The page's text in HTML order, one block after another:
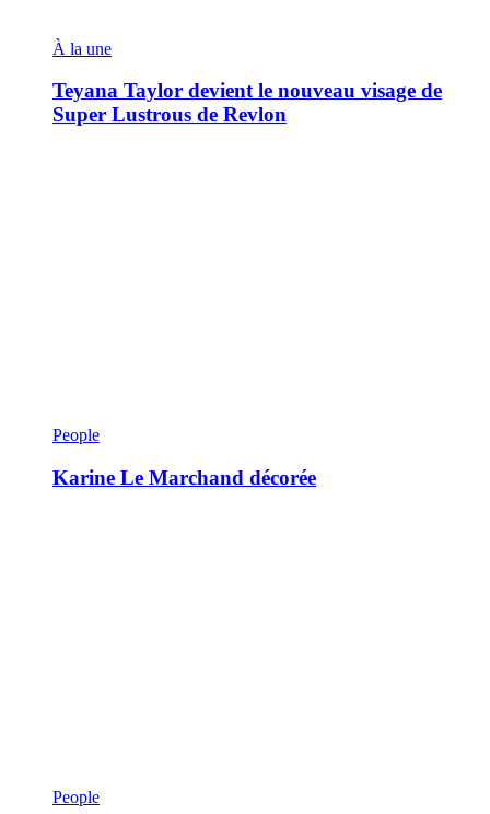
À la une
Teyana Taylor devient le nouveau visage de
Super Lustrous de Revlon
People
Karine Le Marchand décorée
People